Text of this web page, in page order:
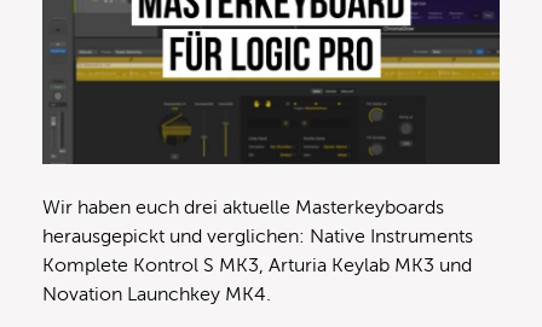
Wir haben euch drei aktuelle Masterkeyboards
herausgepickt und verglichen: Native Instruments
Komplete Kontrol S MK3, Arturia Keylab MK3 und
Novation Launchkey MK4.